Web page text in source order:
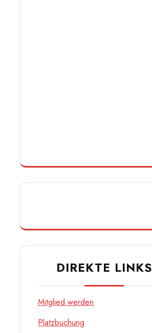
DIREKTE LINKS
Mitglied werden
Platzbuchung